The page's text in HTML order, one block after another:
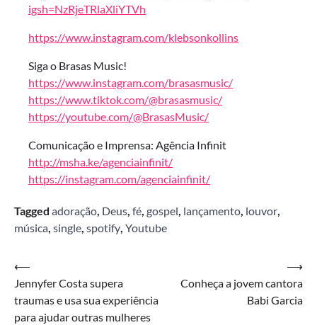
igsh=NzRjeTRlaXliYTVh
https://www.instagram.com/klebsonkollins
Siga o Brasas Music!
https://www.instagram.com/brasasmusic/
https://www.tiktok.com/@brasasmusic/
https://youtube.com/@BrasasMusic/
Comunicação e Imprensa: Agência Infinit
http://msha.ke/agenciainfinit/
https://instagram.com/agenciainfinit/
Tagged adoração, Deus, fé, gospel, lançamento, louvor,
música, single, spotify, Youtube
Navegação
de
Post
⟵
Jennyfer Costa supera
traumas e usa sua experiência
para ajudar outras mulheres
Conheça a jovem cantora
Babi Garcia
⟶